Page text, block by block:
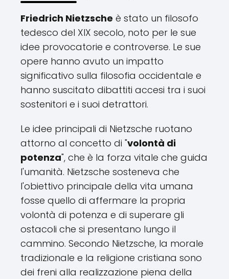
Friedrich Nietzsche è stato un filosofo
tedesco del XIX secolo, noto per le sue
idee provocatorie e controverse. Le sue
opere hanno avuto un impatto
significativo sulla filosofia occidentale e
hanno suscitato dibattiti accesi tra i suoi
sostenitori e i suoi detrattori.
Le idee principali di Nietzsche ruotano
attorno al concetto di "volontà di
potenza", che è la forza vitale che guida
l'umanità. Nietzsche sosteneva che
l'obiettivo principale della vita umana
fosse quello di affermare la propria
volontà di potenza e di superare gli
ostacoli che si presentano lungo il
cammino. Secondo Nietzsche, la morale
tradizionale e la religione cristiana sono
dei freni alla realizzazione piena della